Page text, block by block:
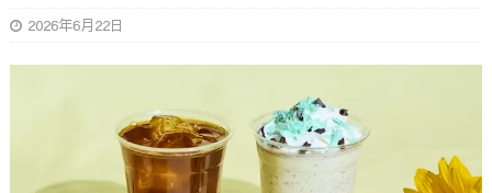
2026年6月22日